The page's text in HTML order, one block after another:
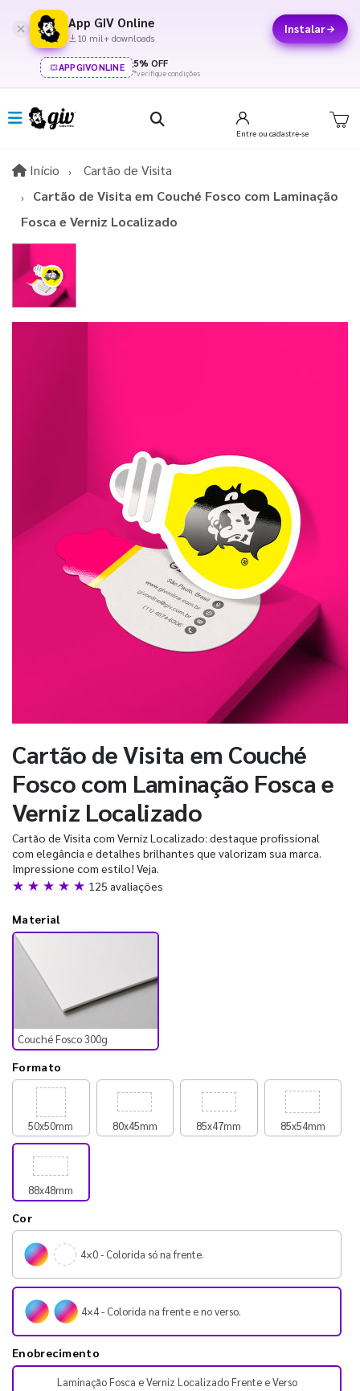
App GIV Online
10 mil+ downloads
Instalar
APPGIVONLINE 5% OFF
*verifique condições
Entre ou cadastre-se
Início InícioCartão de Visita
Cartão de Visita em Couché Fosco com Laminação
Fosca e Verniz Localizado
Cartão de Visita em Couché
Fosco com Laminação Fosca e
Verniz Localizado
Cartão de Visita com Verniz Localizado: destaque profissional
com elegância e detalhes brilhantes que valorizam sua marca.
Impressione com estilo! Veja.
★ ★ ★ ★ ★ 125 avaliações
Material
Couché Fosco 300g
Formato
50x50mm 80x45mm 85x47mm 85x54mm
88x48mm
Cor
4×0 - Colorida só na frente.
4×4 - Colorida na frente e no verso.
Enobrecimento
Laminação Fosca e Verniz Localizado Frente e Verso